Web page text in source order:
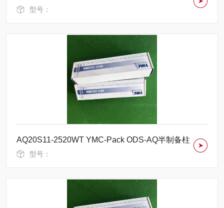
型号：
AQ20S11-2520WT YMC-Pack ODS-AQ半制备柱
型号：